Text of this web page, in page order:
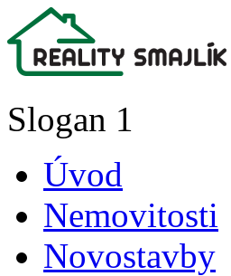
Slogan 1
Úvod
Nemovitosti
Novostavby